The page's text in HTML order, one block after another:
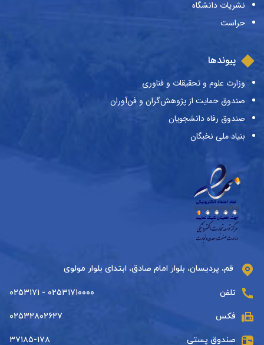
نشریات دانشگاه
حراست
پیوندها
وزارت علوم و تحقیقات و فناوری
صندوق حمایت از پژوهش‌گران و فن‌آوران
صندوق رفاه دانشجویان
بنیاد ملی نخبگان
قم، پردیسان، بلوار امام صادق، ابتدای بلوار مولوی
تلفن ۰۲۵۳۱۷۱۰۰۰۰ - ۰۲۵۳۱۷۱
فکس ۰۲۵۳۲۸۰۲۶۲۷
صندوق پستی ۳۷۱۸۵-۱۷۸